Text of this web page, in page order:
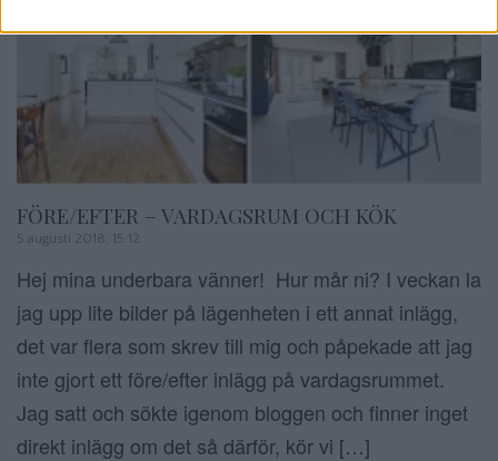
FÖRE/EFTER – VARDAGSRUM OCH KÖK
5 augusti 2018, 15:12
Hej mina underbara vänner! Hur mår ni? I veckan la
jag upp lite bilder på lägenheten i ett annat inlägg,
det var flera som skrev till mig och påpekade att jag
inte gjort ett före/efter inlägg på vardagsrummet.
Jag satt och sökte igenom bloggen och finner inget
direkt inlägg om det så därför, kör vi […]